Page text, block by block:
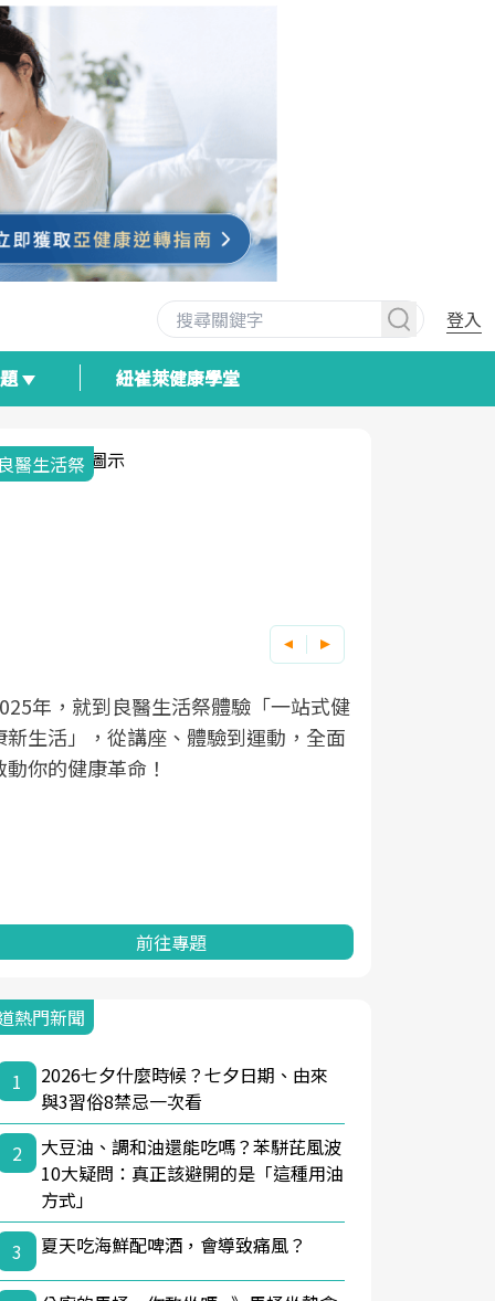
登入
紐崔萊健康學堂
與健康韌性的距離
醫健康網從「換季的身體變化」出發，
過醫學觀點與日常感受的對話，建立對
健康的認知，進而引導實際的改善行
前往專題
熱門新聞
1
2026七夕什麼時候？七夕日期、由來
與3習俗8禁忌一次看
2
大豆油、調和油還能吃嗎？苯駢芘風波
10大疑問：真正該避開的是「這種用油
方式」
3
夏天吃海鮮配啤酒，會導致痛風？